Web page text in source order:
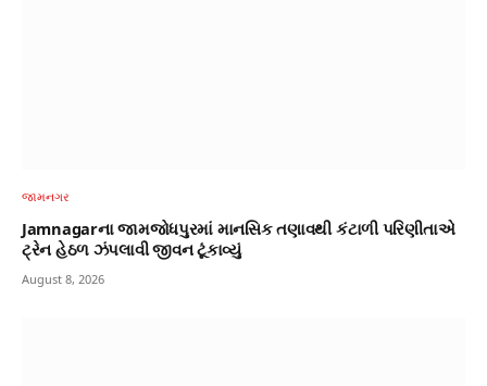
જામનગર
Jamnagarના જામજોધપુરમાં માનસિક તણાવથી કંટાળી પરિણીતાએ
ટ્રેન હેઠળ ઝંપલાવી જીવન ટૂંકાવ્યું
August 8, 2026